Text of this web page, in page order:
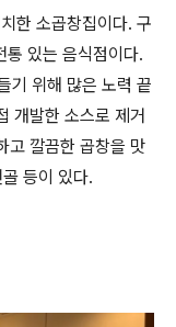
한 소곱창집이다. 구
통 있는 음식점이다.
기 위해 많은 노력 끝
개발한 소스로 제거
고 깔끔한 곱창을 맛
등이 있다.